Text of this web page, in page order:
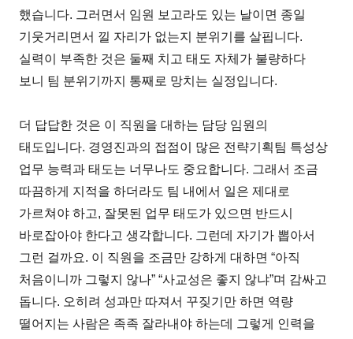
했습니다. 그러면서 임원 보고라도 있는 날이면 종일
기웃거리면서 낄 자리가 없는지 분위기를 살핍니다.
실력이 부족한 것은 둘째 치고 태도 자체가 불량하다
보니 팀 분위기까지 통째로 망치는 실정입니다.
더 답답한 것은 이 직원을 대하는 담당 임원의
태도입니다. 경영진과의 접점이 많은 전략기획팀 특성상
업무 능력과 태도는 너무나도 중요합니다. 그래서 조금
따끔하게 지적을 하더라도 팀 내에서 일은 제대로
가르쳐야 하고, 잘못된 업무 태도가 있으면 반드시
바로잡아야 한다고 생각합니다. 그런데 자기가 뽑아서
그런 걸까요. 이 직원을 조금만 강하게 대하면 “아직
처음이니까 그렇지 않나” “사교성은 좋지 않냐”며 감싸고
돕니다. 오히려 성과만 따져서 꾸짖기만 하면 역량
떨어지는 사람은 족족 잘라내야 하는데 그렇게 인력을